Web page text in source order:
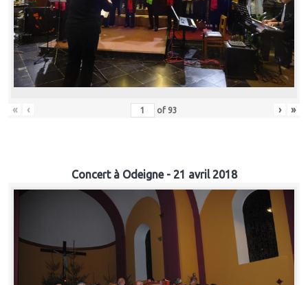
« ‹ of 93 › »
Concert à Odeigne - 21 avril 2018